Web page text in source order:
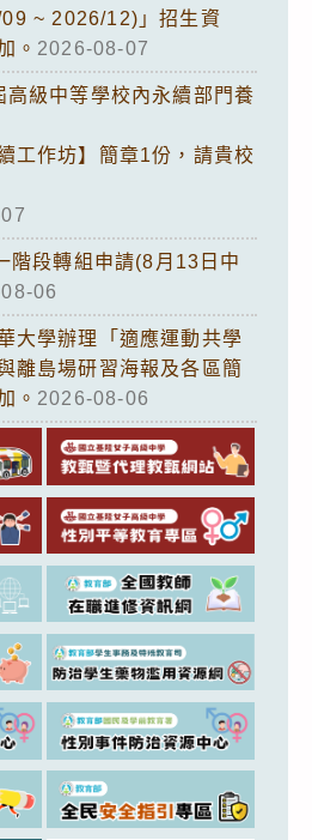
~ 2026/12)」招生資
。 2026-08-07
級中等學校內永續部門養
工作坊】簡章1份，請貴校
階段轉組申請(8月13日中
06
大學辦理「適應運動共學
離島場研習海報及各區簡
。 2026-08-06